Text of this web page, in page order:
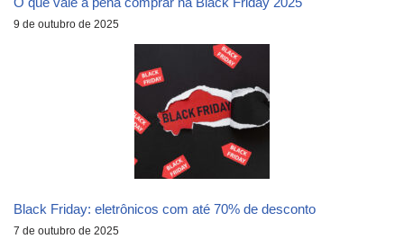
9 de outubro de 2025
Black Friday: eletrônicos com até 70% de desconto
7 de outubro de 2025